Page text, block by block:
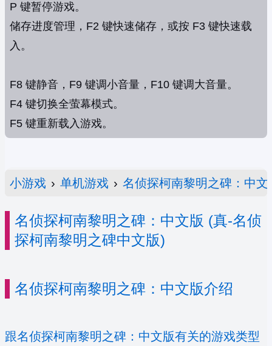
P 键暂停游戏。
储存进度管理，F2 键快速储存，或按 F3 键快速载
入。
F8 键静音，F9 键调小音量，F10 键调大音量。
F4 键切换全萤幕模式。
F5 键重新载入游戏。
小游戏 › 单机游戏 › 名侦探柯南黎明之碑：中文
名侦探柯南黎明之碑：中文版 (真-名侦
探柯南黎明之碑中文版)
名侦探柯南黎明之碑：中文版介绍
跟名侦探柯南黎明之碑：中文版有关的游戏类型